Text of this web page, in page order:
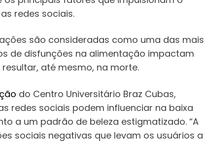
redes sociais.
são consideradas como uma das mais
de disfunções na alimentação impactam
até mesmo, na morte.
do Centro Universitário Braz Cubas,
redes sociais podem influenciar na baixa
a um padrão de beleza estigmatizado. “A
sociais negativas que levam os usuários a